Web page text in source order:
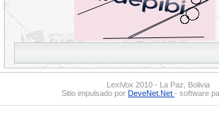
LexiVox 2010 - La Paz, Bolivia
Sitio impulsado por DeveNet.Net - software